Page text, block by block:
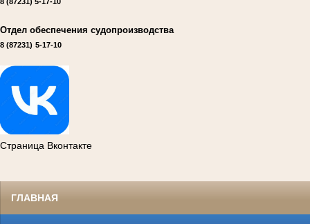
Отдел обеспечения судопроизводства
8 (87231) 5-17-10
Страница Вконтакте
ГЛАВНАЯ